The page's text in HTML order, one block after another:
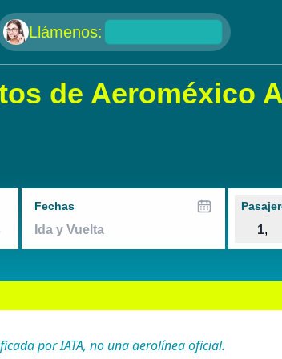
Llámenos:
de Aeroméxico
Fechas
1,
por IATA, no una aerolínea oficial.